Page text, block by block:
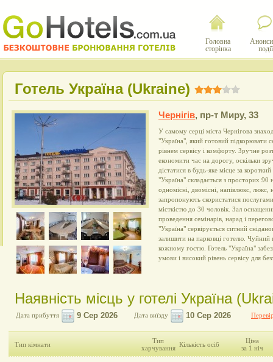
Головна
сторінка
події
Готель Україна (Ukraine)
Чернігів, пр-т Миру, 33
У самому серці міста Чернігова
"Україна", який готовий підкорювати
рівнем сервісу і комфорту. Зручне
економити час на дорогу, оскільки
дістатися в будь-яке місце за
"Україна" складається з просторих 90
одномісні, двомісні, напівлюкс,
запропонують скористатися
місткістю до 30 чоловік. Зал
проведення семінарів, нарад і
"Україна" сервірується ситний
залишити на парковці готелю. Чуйний
кожному гостю. Готель "Україна"
умови і високий рівень сервісу для
Наявність місць у готелі Україна
Дата прибуття Дата виїзду
Тип кімнати
Тип
харчування Кількість осіб
Ціна
за 1 ніч